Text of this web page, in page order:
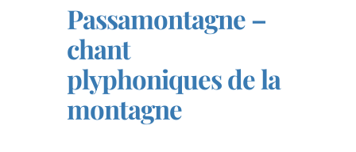
Passamontagne –
chant
plyphoniques de la
montagne